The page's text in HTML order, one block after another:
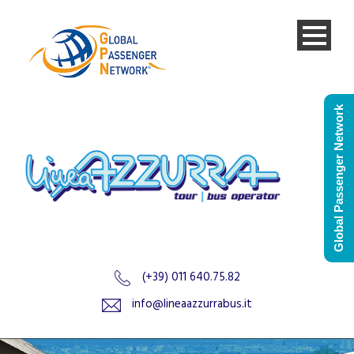
(+39) 011 640.75.82
info@lineaazzurrabus.it
Global Passenger Network